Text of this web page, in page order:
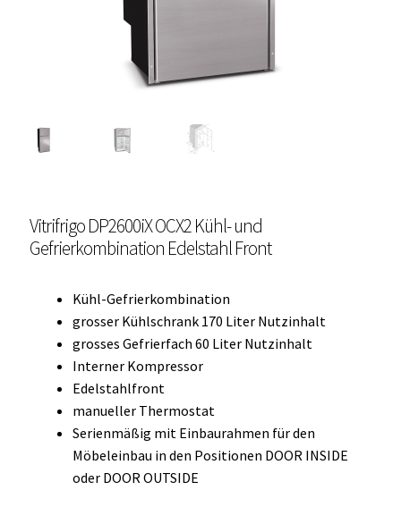
Einbau Kühlmöbel, externer Kompressor, Front:
schwarz, lichtgrau
Kühl- Gefrierkombinationen
Weinkühlschränke
Kühlkassetten
Kühl-/ Gefrierboxen tragbar
OCX 2 Serie
Geräte Optionen
Vitrifrigo DP2600iX OCX2 Kühl- und
Gefrierkombination Edelstahl Front
Kühl-Gefrierkombination
grosser Kühlschrank 170 Liter Nutzinhalt
grosses Gefrierfach 60 Liter Nutzinhalt
Interner Kompressor
Edelstahlfront
manueller Thermostat
Serienmäßig mit Einbaurahmen für den
Möbeleinbau in den Positionen DOOR INSIDE
oder DOOR OUTSIDE